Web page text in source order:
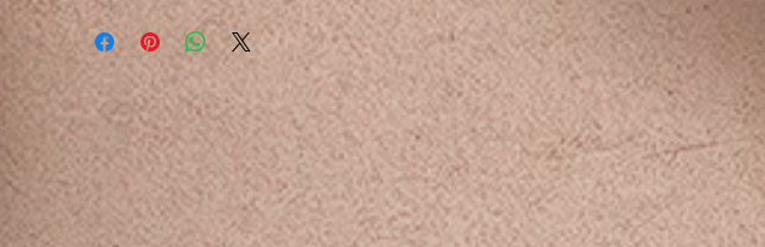
Архитектор и производитель тренажераЛеонид Плетнев гарантирует
возврат средств в случае невозможности доставки товара.
Оформление возврата платежа осуществляется путем личного
обращения покупателя на электронную почту:
office@mydanceassistant.com
В письме должны быть указаны детали заказа.